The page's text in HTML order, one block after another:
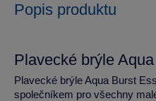
Popis produktu
Plavecké brýle
Plavecké brýle Aqua Burst
společníkem pro všechny